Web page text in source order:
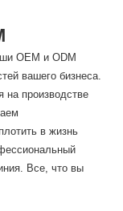
OEM и ODM
вашего бизнеса.
производстве
в жизнь
Все, что вы